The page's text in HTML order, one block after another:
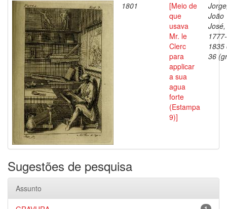
1801
[Meio de
que
usava
Mr. le
Clerc
para
applicar
a sua
agua
forte
(Estampa
9)]
João
José,
1777-
1835
36
Sugestões de pesquisa
Assunto